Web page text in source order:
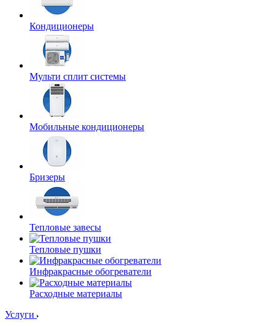
Кондиционеры
Мульти сплит системы
Мобильные кондиционеры
Бризеры
Тепловые завесы
Тепловые пушки
Инфракрасные обогреватели
Расходные материалы
Услуги